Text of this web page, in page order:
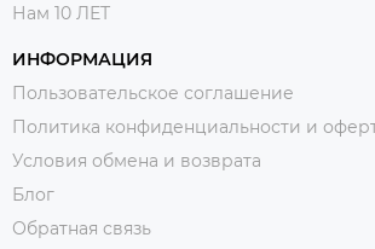
Нам 10 ЛЕТ
ИНФОРМАЦИЯ
Пользовательское соглашение
Политика конфиденциальности и
Условия обмена и возврата
Блог
Обратная связь